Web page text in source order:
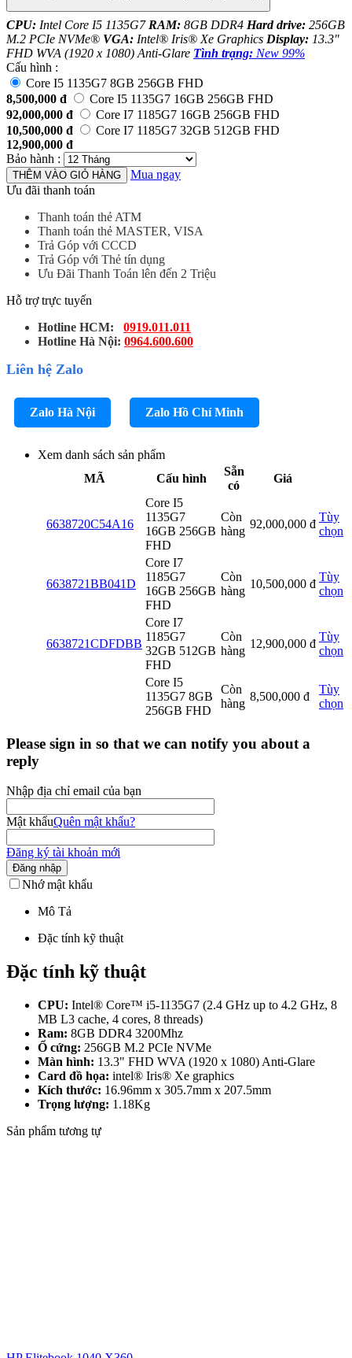
CPU: Intel Core I5 1135G7 RAM: 8GB DDR4 Hard drive: 256GB
M.2 PCIe NVMe® VGA: Intel® Iris® Xe Graphics Display: 13.3"
FHD WVA (1920 x 1080) Anti-Glare Tình trạng: New 99%
Cấu hình :
Core I5 1135G7 8GB 256GB FHD
8,500,000 đ
Core I5 1135G7 16GB 256GB FHD
92,000,000 đ
Core I7 1185G7 16GB 256GB FHD
10,500,000 đ
Core I7 1185G7 32GB 512GB FHD
12,900,000 đ
Bảo hành :
THÊM VÀO GIỎ HÀNG
Mua ngay
Ưu đãi thanh toán
Thanh toán thẻ ATM
Thanh toán thẻ MASTER, VISA
Trả Góp với CCCD
Trả Góp với Thẻ tín dụng
Ưu Đãi Thanh Toán lên đến 2 Triệu
Hỗ trợ trực tuyến
Hotline HCM: 0919.011.011
Hotline Hà Nội: 0964.600.600
Liên hệ Zalo
Zalo Hà Nội Zalo Hồ Chí Minh
Xem danh sách sản phẩm
MÃ
Cấu hình
Sẵn
có
Giá
6638720C54A16
Core I5
1135G7
16GB 256GB
FHD
Còn
hàng
92,000,000 đ
Tùy
chọn
6638721BB041D
Core I7
1185G7
16GB 256GB
FHD
Còn
hàng
10,500,000 đ
Tùy
chọn
6638721CDFDBB
Core I7
1185G7
32GB 512GB
FHD
Còn
hàng
12,900,000 đ
Tùy
chọn
Core I5
1135G7 8GB
256GB FHD
Còn
hàng
8,500,000 đ
Tùy
chọn
Please sign in so that we can notify you about a
reply
Nhập địa chỉ email của bạn
Mật khẩuQuên mật khẩu?
Đăng ký tài khoản mới
Đăng nhập
Nhớ mật khẩu
Mô Tả
Đặc tính kỹ thuật
Đặc tính kỹ thuật
CPU: Intel® Core™ i5-1135G7 (2.4 GHz up to 4.2 GHz, 8
MB L3 cache, 4 cores, 8 threads)
Ram: 8GB DDR4 3200Mhz
Ổ cứng: 256GB M.2 PCIe NVMe
Màn hình: 13.3" FHD WVA (1920 x 1080) Anti-Glare
Card đồ họa: intel® Iris® Xe graphics
Kích thước: 16.96mm x 305.7mm x 207.5mm
Trọng lượng: 1.18Kg
Sản phẩm tương tự